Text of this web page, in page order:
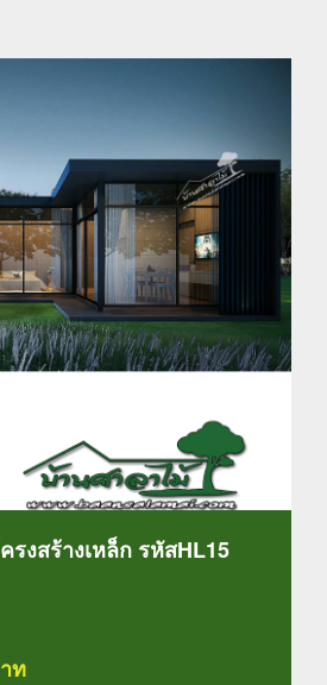
งสร้างเหล็ก รหัสHL15
ท